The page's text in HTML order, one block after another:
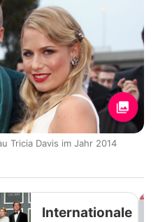
Tricia Davis im Jahr 2014
Internationale